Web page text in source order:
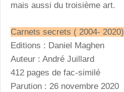
mais aussi du troisième art.
Carnets secrets ( 2004- 2020)
Editions : Daniel Maghen
Auteur : André Juillard
412 pages de fac-similé
Parution : 26 novembre 2020